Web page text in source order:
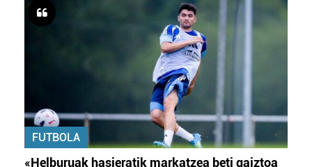
FUTBOLA
«Helburuak hasieratik markatzea beti gaiztoa